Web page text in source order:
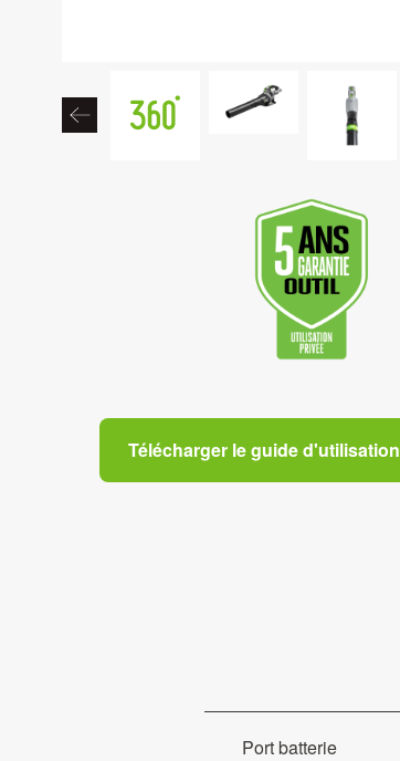
Télécharger le guide d'utilisation
Port batterie